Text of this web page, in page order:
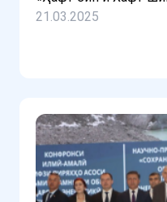
21.03.2025